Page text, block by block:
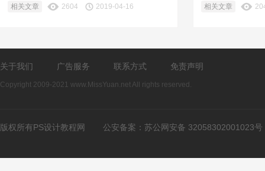
相关文章 2604 2019-04-16 相关文章
关于我们 广告服务 联系方式 免责声明
Copyright 2009-2021 www.MissYuan.net All rights reserved.
版权所有PS设计教程网 公安备案： 苏公网安备 32058302001023号